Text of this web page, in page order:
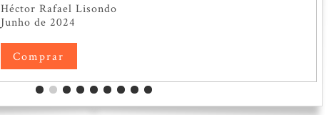
Héctor Rafael Lisondo
Junho de 2024
Comprar